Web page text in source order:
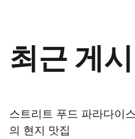
최근 게
스트리트 푸드 파라다이
의 현지 맛집